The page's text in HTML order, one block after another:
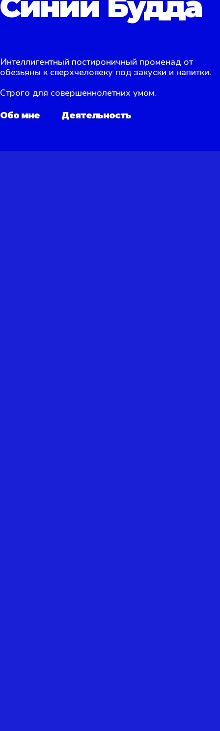
Интеллигентный постироничный променад от
обезьяны к сверхчеловеку под закуски и напитки.
Строго для совершеннолетних умом.
Обо мне Деятельность